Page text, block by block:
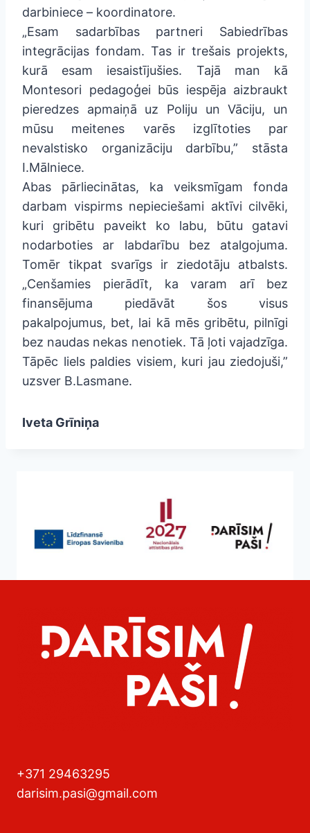
darbiniece – koordinatore.
„Esam sadarbības partneri Sabiedrības
integrācijas fondam. Tas ir trešais projekts,
kurā esam iesaistījušies. Tajā man kā
Montesori pedagoģei būs iespēja aizbraukt
pieredzes apmaiņā uz Poliju un Vāciju, un
mūsu meitenes varēs izglītoties par
nevalstisko organizāciju darbību,” stāsta
I.Mālniece.
Abas pārliecinātas, ka veiksmīgam fonda
darbam vispirms nepieciešami aktīvi cilvēki,
kuri gribētu paveikt ko labu, būtu gatavi
nodarboties ar labdarību bez atalgojuma.
Tomēr tikpat svarīgs ir ziedotāju atbalsts.
„Cenšamies pierādīt, ka varam arī bez
finansējuma piedāvāt šos visus
pakalpojumus, bet, lai kā mēs gribētu, pilnīgi
bez naudas nekas nenotiek. Tā ļoti vajadzīga.
Tāpēc liels paldies visiem, kuri jau ziedojuši,”
uzsver B.Lasmane.
Iveta Grīniņa
+371 29463295
darisim.pasi@gmail.com